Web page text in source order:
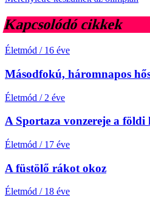
Kapcsolódó cikkek
Életmód / 16 éve
Másodfokú, háromnapos
Életmód / 2 éve
A Sportaza vonzereje a földi
Életmód / 17 éve
A füstölő rákot okoz
Életmód / 18 éve